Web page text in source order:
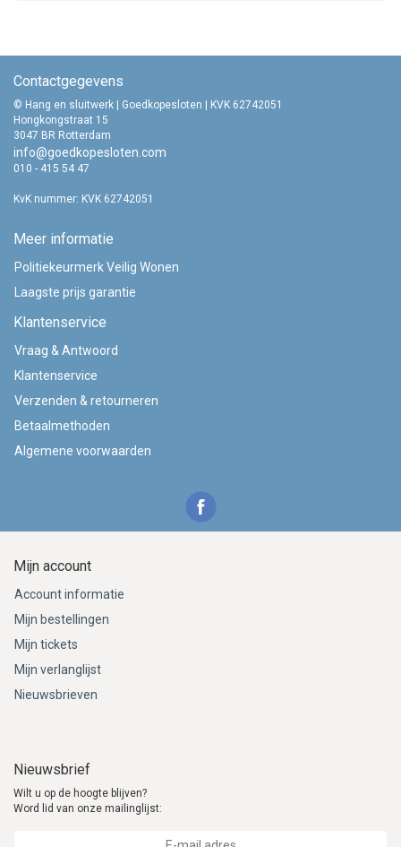
Contactgegevens
© Hang en sluitwerk | Goedkopesloten | KVK 62742051
Hongkongstraat 15
3047 BR Rotterdam
info@goedkopesloten.com
010 - 415 54 47
KvK nummer: KVK 62742051
Meer informatie
Politiekeurmerk Veilig Wonen
Laagste prijs garantie
Klantenservice
Vraag & Antwoord
Klantenservice
Verzenden & retourneren
Betaalmethoden
Algemene voorwaarden
Mijn account
Account informatie
Mijn bestellingen
Mijn tickets
Mijn verlanglijst
Nieuwsbrieven
Nieuwsbrief
Wilt u op de hoogte blijven?
Word lid van onze mailinglijst: